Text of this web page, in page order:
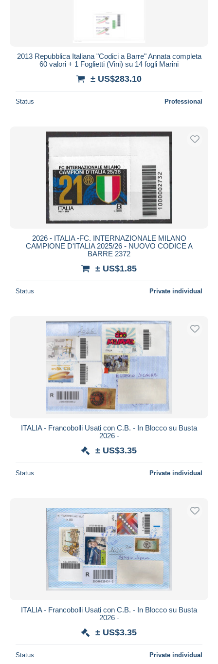
2013 Repubblica Italiana "Codici a Barre" Annata completa
60 valori + 1 Foglietti (Vini) su 14 fogli Marini
± US$283.10
Status Professional
2026 - ITALIA -FC. INTERNAZIONALE MILANO
CAMPIONE D'ITALIA 2025/26 - NUOVO CODICE A
BARRE 2372
± US$1.85
Status Private individual
ITALIA - Francobolli Usati con C.B. - In Blocco su Busta
2026 -
± US$3.35
Status Private individual
ITALIA - Francobolli Usati con C.B. - In Blocco su Busta
2026 -
± US$3.35
Status Private individual